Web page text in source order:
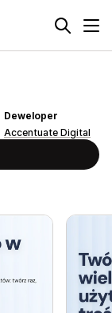
Deweloper
Accentuate Digital